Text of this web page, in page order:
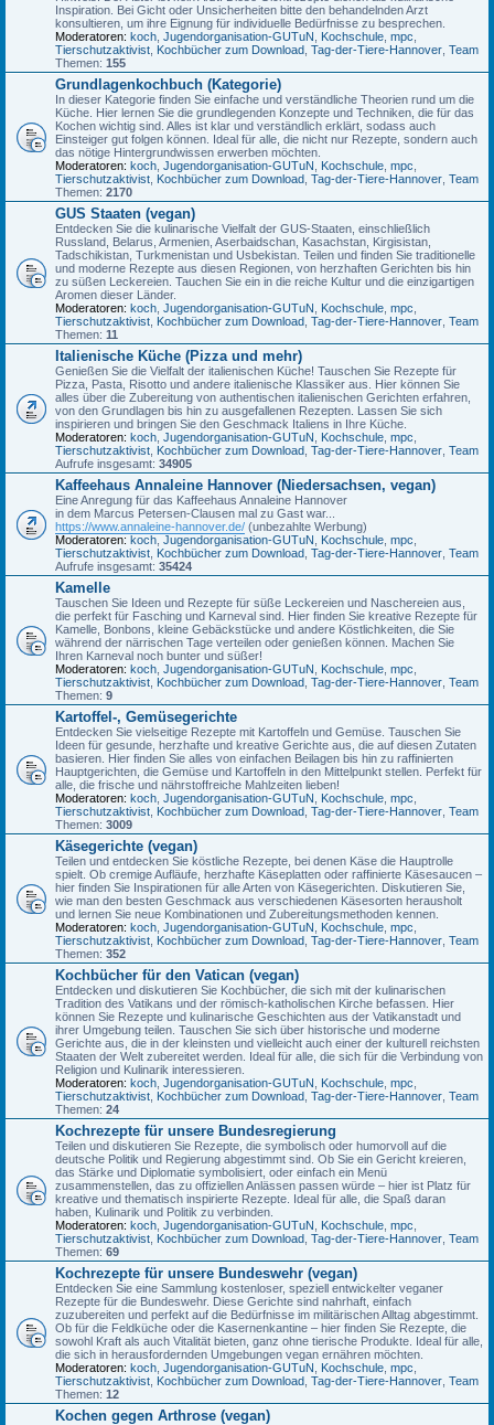
Inspiration. Bei Gicht oder Unsicherheiten bitte den behandelnden Arzt
konsultieren, um ihre Eignung für individuelle Bedürfnisse zu besprechen.
Moderatoren: koch Jugendorganisation-GUTuN Kochschule mpc
Tierschutzaktivist Kochbücher zum Download Tag-der-Tiere-Hannover Team
Themen: 155
Grundlagenkochbuch (Kategorie)
In dieser Kategorie finden Sie einfache und verständliche Theorien rund um die
Küche. Hier lernen Sie die grundlegenden Konzepte und Techniken, die für das
Kochen wichtig sind. Alles ist klar und verständlich erklärt, sodass auch
Einsteiger gut folgen können. Ideal für alle, die nicht nur Rezepte, sondern auch
das nötige Hintergrundwissen erwerben möchten.
Moderatoren: koch Jugendorganisation-GUTuN Kochschule mpc
Tierschutzaktivist Kochbücher zum Download Tag-der-Tiere-Hannover Team
Themen: 2170
GUS Staaten (vegan)
Entdecken Sie die kulinarische Vielfalt der GUS-Staaten, einschließlich
Russland, Belarus, Armenien, Aserbaidschan, Kasachstan, Kirgisistan,
Tadschikistan, Turkmenistan und Usbekistan. Teilen und finden Sie traditionelle
und moderne Rezepte aus diesen Regionen, von herzhaften Gerichten bis hin
zu süßen Leckereien. Tauchen Sie ein in die reiche Kultur und die einzigartigen
Aromen dieser Länder.
Moderatoren: koch Jugendorganisation-GUTuN Kochschule mpc
Tierschutzaktivist Kochbücher zum Download Tag-der-Tiere-Hannover Team
Themen: 11
Italienische Küche (Pizza und mehr)
Genießen Sie die Vielfalt der italienischen Küche! Tauschen Sie Rezepte für
Pizza, Pasta, Risotto und andere italienische Klassiker aus. Hier können Sie
alles über die Zubereitung von authentischen italienischen Gerichten erfahren,
von den Grundlagen bis hin zu ausgefallenen Rezepten. Lassen Sie sich
inspirieren und bringen Sie den Geschmack Italiens in Ihre Küche.
Moderatoren: koch Jugendorganisation-GUTuN Kochschule mpc
Tierschutzaktivist Kochbücher zum Download Tag-der-Tiere-Hannover Team
Aufrufe insgesamt: 34905
Kaffeehaus Annaleine Hannover (Niedersachsen, vegan)
Eine Anregung für das Kaffeehaus Annaleine Hannover
in dem Marcus Petersen-Clausen mal zu Gast war...
https://www.annaleine-hannover.de/ (unbezahlte Werbung)
Moderatoren: koch Jugendorganisation-GUTuN Kochschule mpc
Tierschutzaktivist Kochbücher zum Download Tag-der-Tiere-Hannover Team
Aufrufe insgesamt: 35424
Kamelle
Tauschen Sie Ideen und Rezepte für süße Leckereien und Naschereien aus,
die perfekt für Fasching und Karneval sind. Hier finden Sie kreative Rezepte für
Kamelle, Bonbons, kleine Gebäckstücke und andere Köstlichkeiten, die Sie
während der närrischen Tage verteilen oder genießen können. Machen Sie
Ihren Karneval noch bunter und süßer!
Moderatoren: koch Jugendorganisation-GUTuN Kochschule mpc
Tierschutzaktivist Kochbücher zum Download Tag-der-Tiere-Hannover Team
Themen: 9
Kartoffel-, Gemüsegerichte
Entdecken Sie vielseitige Rezepte mit Kartoffeln und Gemüse. Tauschen Sie
Ideen für gesunde, herzhafte und kreative Gerichte aus, die auf diesen Zutaten
basieren. Hier finden Sie alles von einfachen Beilagen bis hin zu raffinierten
Hauptgerichten, die Gemüse und Kartoffeln in den Mittelpunkt stellen. Perfekt für
alle, die frische und nährstoffreiche Mahlzeiten lieben!
Moderatoren: koch Jugendorganisation-GUTuN Kochschule mpc
Tierschutzaktivist Kochbücher zum Download Tag-der-Tiere-Hannover Team
Themen: 3009
Käsegerichte (vegan)
Teilen und entdecken Sie köstliche Rezepte, bei denen Käse die Hauptrolle
spielt. Ob cremige Aufläufe, herzhafte Käseplatten oder raffinierte Käsesaucen –
hier finden Sie Inspirationen für alle Arten von Käsegerichten. Diskutieren Sie,
wie man den besten Geschmack aus verschiedenen Käsesorten herausholt
und lernen Sie neue Kombinationen und Zubereitungsmethoden kennen.
Moderatoren: koch Jugendorganisation-GUTuN Kochschule mpc
Tierschutzaktivist Kochbücher zum Download Tag-der-Tiere-Hannover Team
Themen: 352
Kochbücher für den Vatican (vegan)
Entdecken und diskutieren Sie Kochbücher, die sich mit der kulinarischen
Tradition des Vatikans und der römisch-katholischen Kirche befassen. Hier
können Sie Rezepte und kulinarische Geschichten aus der Vatikanstadt und
ihrer Umgebung teilen. Tauschen Sie sich über historische und moderne
Gerichte aus, die in der kleinsten und vielleicht auch einer der kulturell reichsten
Staaten der Welt zubereitet werden. Ideal für alle, die sich für die Verbindung von
Religion und Kulinarik interessieren.
Moderatoren: koch Jugendorganisation-GUTuN Kochschule mpc
Tierschutzaktivist Kochbücher zum Download Tag-der-Tiere-Hannover Team
Themen: 24
Kochrezepte für unsere Bundesregierung
Teilen und diskutieren Sie Rezepte, die symbolisch oder humorvoll auf die
deutsche Politik und Regierung abgestimmt sind. Ob Sie ein Gericht kreieren,
das Stärke und Diplomatie symbolisiert, oder einfach ein Menü
zusammenstellen, das zu offiziellen Anlässen passen würde – hier ist Platz für
kreative und thematisch inspirierte Rezepte. Ideal für alle, die Spaß daran
haben, Kulinarik und Politik zu verbinden.
Moderatoren: koch Jugendorganisation-GUTuN Kochschule mpc
Tierschutzaktivist Kochbücher zum Download Tag-der-Tiere-Hannover Team
Themen: 69
Kochrezepte für unsere Bundeswehr (vegan)
Entdecken Sie eine Sammlung kostenloser, speziell entwickelter veganer
Rezepte für die Bundeswehr. Diese Gerichte sind nahrhaft, einfach
zuzubereiten und perfekt auf die Bedürfnisse im militärischen Alltag abgestimmt.
Ob für die Feldküche oder die Kasernenkantine – hier finden Sie Rezepte, die
sowohl Kraft als auch Vitalität bieten, ganz ohne tierische Produkte. Ideal für alle,
die sich in herausfordernden Umgebungen vegan ernähren möchten.
Moderatoren: koch Jugendorganisation-GUTuN Kochschule mpc
Tierschutzaktivist Kochbücher zum Download Tag-der-Tiere-Hannover Team
Themen: 12
Kochen gegen Arthrose (vegan)